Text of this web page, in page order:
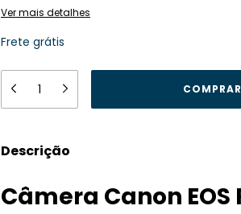
Ver mais detalhes
Frete grátis
Descrição
Câmera Canon EOS